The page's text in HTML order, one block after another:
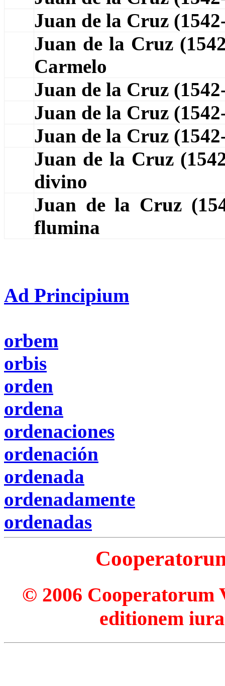
Juan de la Cruz
Juan de la Cruz
Carmelo
Juan de la Cruz
Juan de la Cruz
Juan de la Cruz
Juan de la Cruz
divino
Juan de la Cruz
flumina
Ad Principium
orbem
orbis
orden
ordena
ordenaciones
ordenación
ordenada
ordenadamente
ordenadas
© 2006 Cooperatorum
editionem